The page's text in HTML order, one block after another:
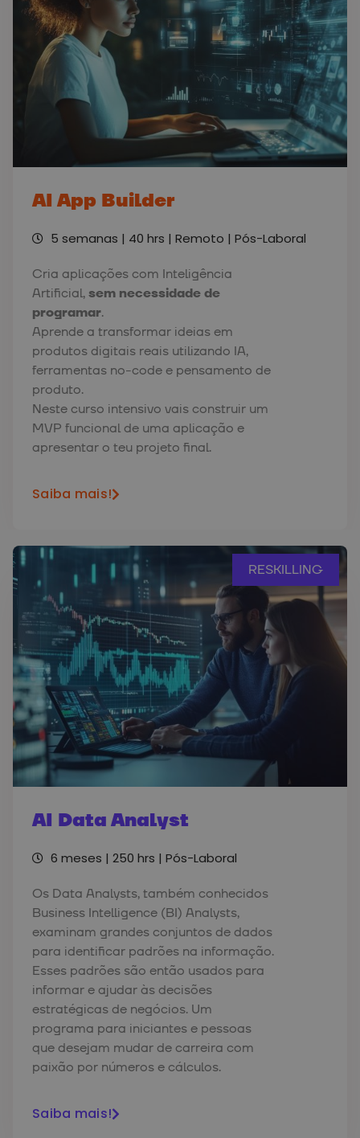
AI App Builder
5 semanas | 40 hrs | Remoto | Pós-Laboral
Cria aplicações com Inteligência
Artificial,sem necessidade de
programar.
Aprende a transformar ideias em
produtos digitais reais utilizando IA,
ferramentas no-code e pensamento de
produto.
Neste curso intensivo vais construir um
MVP funcional de uma aplicação e
apresentar o teu projeto final.
Saiba mais!
AI Data Analyst
6 meses | 250 hrs | Pós-Laboral
Os Data Analysts, também conhecidos
Business Intelligence (BI) Analysts,
examinam grandes conjuntos de dados
para identificar padrões na informação.
Esses padrões são então usados para
informar e ajudar às decisões
estratégicas de negócios. Um
programa para iniciantes e pessoas
que desejam mudar de carreira com
paixão por números e cálculos.
Saiba mais!
RESKILLING